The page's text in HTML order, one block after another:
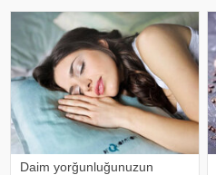
ürəkbulanma kimi hallara səbəb
Daim yorğunluğunuzun